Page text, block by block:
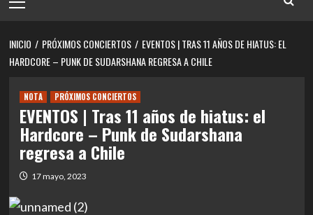
principal
INICIO PRÓXIMOS CONCIERTOS
EVENTOS | TRAS 11 AÑOS DE HIATUS: EL
HARDCORE – PUNK DE SUDARSHANA REGRESA A CHILE
NOTA PRÓXIMOS CONCIERTOS
EVENTOS | Tras 11 años de hiatus: el
Hardcore – Punk de Sudarshana
regresa a Chile
17 mayo, 2023